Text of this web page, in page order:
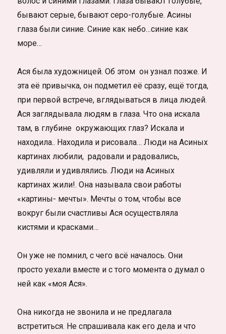
бывают серые, бывают серо-голубые. Асины
глаза были синие. Синие как небо…синие как
море…
Ася была художницей. Об этом он узнал позже. И
эта её привычка, он подметил её сразу, ещё тогда,
при первой встрече, вглядываться в лица людей.
Ася заглядывала людям в глаза. Что она искала
там, в глубине окружающих глаз? Искала и
находила.. Находила и рисовала… Люди на Асиных
картинах любили, радовали и радовались,
удивляли и удивлялись. Люди на Асиных
картинах жили!. Она называла свои работы
«картины- мечты». Мечты о том, чтобы все
вокруг были счастливы Ася осуществляла
кистями и красками…
Он уже не помнил, с чего всё началось. Они
просто уехали вместе и с того момента о думал о
ней как «моя Ася».
Она никогда не звонила и не предлагала
встретиться. Не спрашивала как его дела и что